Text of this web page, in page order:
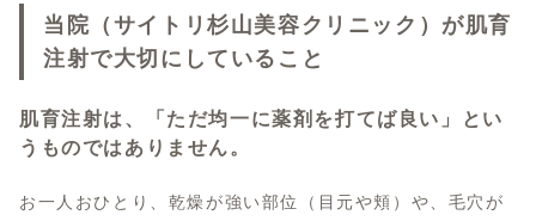
当院（サイトリ杉山美容クリニック）が肌育
注射で大切にしていること
肌育注射は、「ただ均一に薬剤を打てば良い」とい
うものではありません。
お一人おひとり、乾燥が強い部位（目元や頬）や、毛穴が